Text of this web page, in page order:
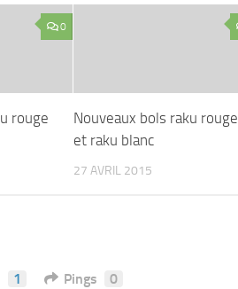
0
rouge
Nouveaux bols raku rouge
et raku blanc
27 AVRIL 2015
1 Pings 0